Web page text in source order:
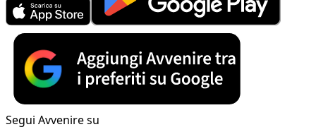
Segui Avvenire su